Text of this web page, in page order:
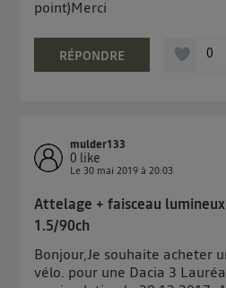
point)Merci
RÉPONDRE 0
mulder133
0 like
Le30 mai 2019 à20:03
Attelage + faisceau
1.5/90ch
Bonjour,Je souhaite acheter
vélo. pour une Dacia 3
Elle utilise un identifiant
de votre contrat internet
même identifiant.
Pour une connexion foyer(ex : Wi-Fi),
Pour uneconnexion mobile, la
uniquement sur la navigation de
Vous pouvez à tout moment
surle portail d’Utiq ("